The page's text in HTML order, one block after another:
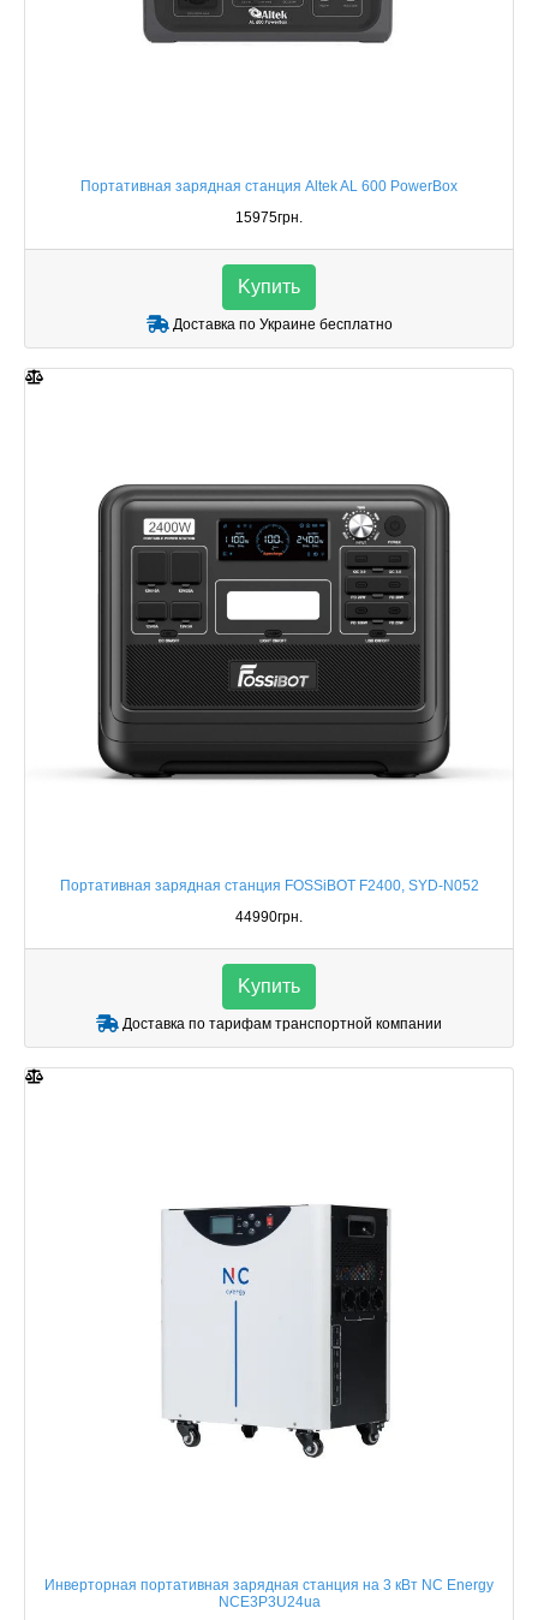
Портативная зарядная станция Altek AL 600 PowerBox
15975грн.
Kупить
Доставка по Украине бесплатно
Портативная зарядная станция FOSSiBOT F2400, SYD-N052
44990грн.
Kупить
Доставка по тарифам транспортной компании
Инверторная портативная зарядная станция на 3 кВт NC Energy
NCE3P3U24ua